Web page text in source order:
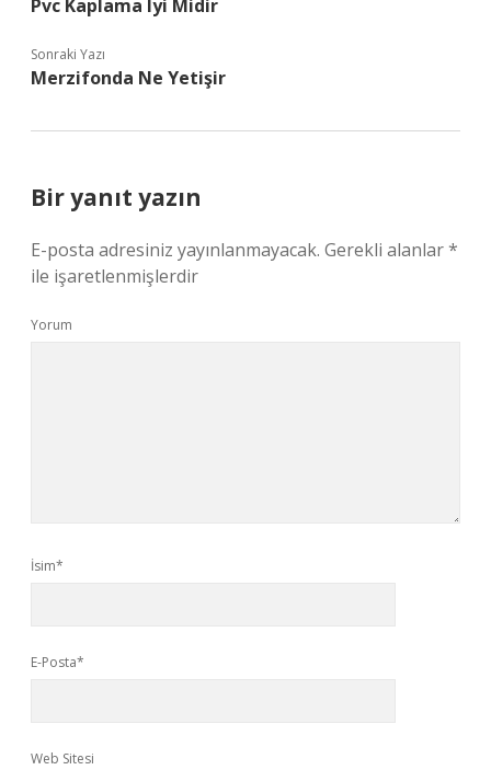
Pvc Kaplama Iyi Midir
Sonraki Yazı
Merzifonda Ne Yetişir
Bir yanıt yazın
E-posta adresiniz yayınlanmayacak. Gerekli alanlar*
ile işaretlenmişlerdir
Yorum
İsim*
E-Posta*
Web Sitesi